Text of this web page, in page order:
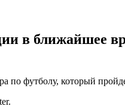
в ближайшее
по футболу, который